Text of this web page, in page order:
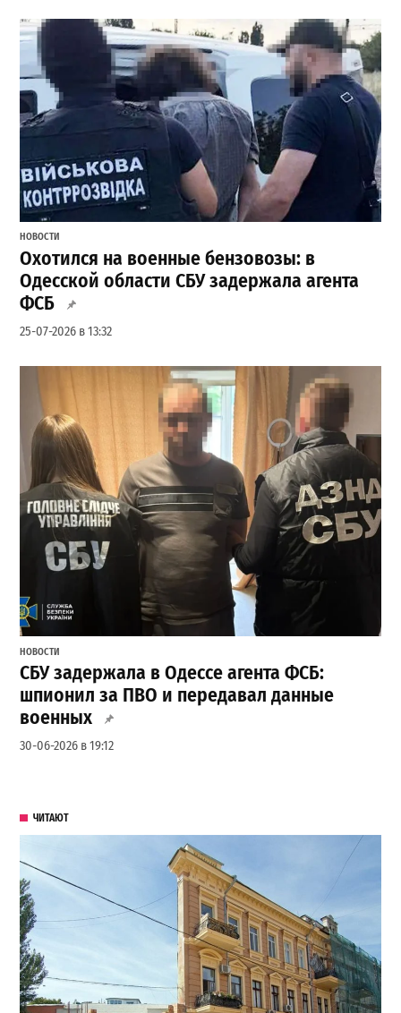
НОВОСТИ
Охотился на военные бензовозы: в
Одесской области СБУ задержала агента
ФСБ
25-07-2026 в 13:32
НОВОСТИ
СБУ задержала в Одессе агента ФСБ:
шпионил за ПВО и передавал данные
военных
30-06-2026 в 19:12
ЧИТАЮТ